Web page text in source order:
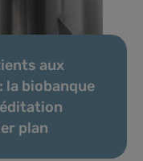
aux
la biobanque
plan